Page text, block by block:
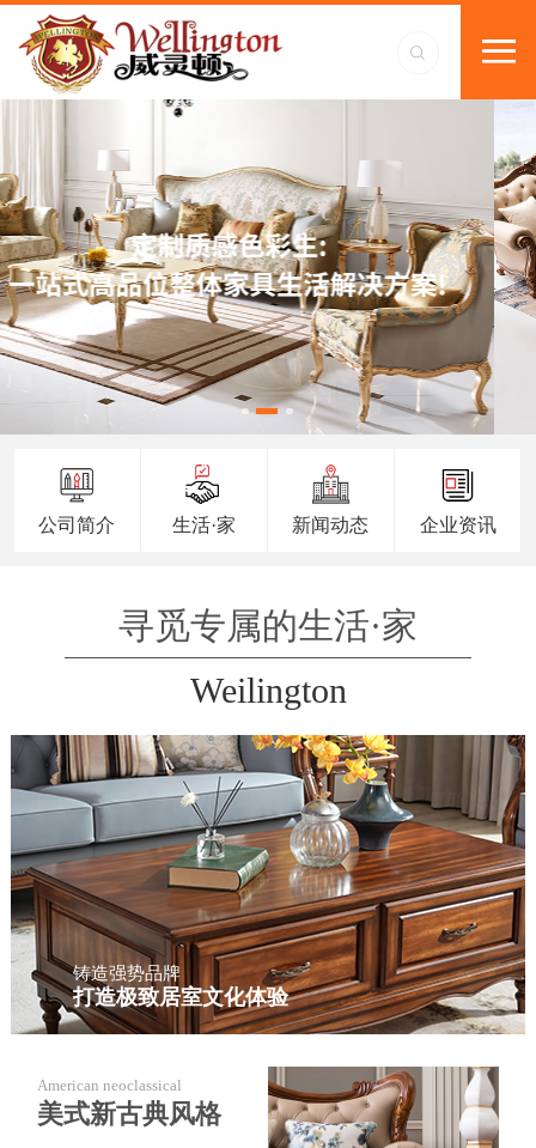
公司简介 生活·家 新闻动态 企业资讯
寻觅专属的生活·家
Weilington
铸造强势品牌
打造极致居室文化体验
American neoclassical
美式新古典风格